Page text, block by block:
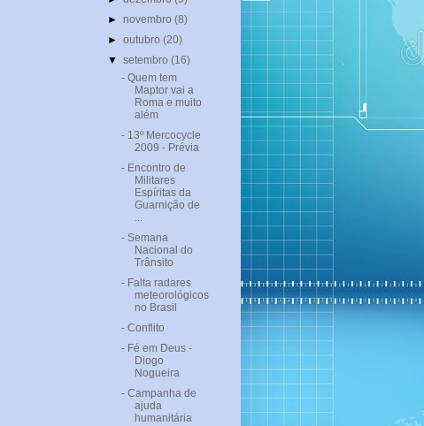
►novembro(8)
►outubro(20)
▼setembro(16)
- Quem tem
Maptor vai a
Roma e muito
além
- 13º Mercocycle
2009 - Prévia
- Encontro de
Militares
Espíritas da
Guarnição de
...
- Semana
Nacional do
Trânsito
- Falta radares
meteorológicos
no Brasil
- Conflito
- Fé em Deus -
Diogo
Nogueira
- Campanha de
ajuda
humanitária